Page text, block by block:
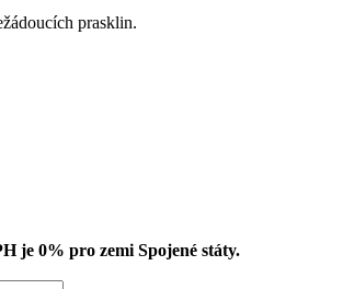
prasklin.
je 0% pro zemi Spojené státy.